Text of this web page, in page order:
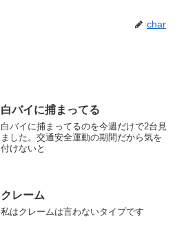
char
白バイに捕まってる
白バイに捕まってるのを今週だけで2台見
ました。交通安全運動の期間だから気を
付けないと
クレーム
私はクレームは言わないタイプです